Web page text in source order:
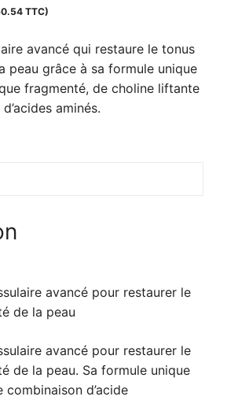
TTC)
avancé qui restaure le tonus
peau grâce à sa formule unique
fragmenté, de choline liftante
aminés.
avancé pour restaurer le
de la peau
avancé pour restaurer le
de la peau. Sa formule unique
combinaison d’acide